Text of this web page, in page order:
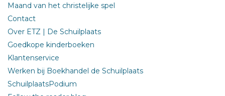
Maand van het christelijke spel
Contact
Over ETZ | De Schuilplaats
Goedkope kinderboeken
Klantenservice
Werken bij Boekhandel de Schuilplaats
SchuilplaatsPodium